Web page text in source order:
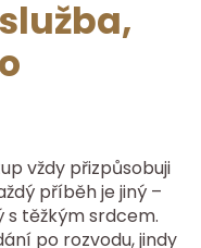
vždy přizpůsobuji
příběh je jiný –
s těžkým srdcem.
po rozvodu, jindy